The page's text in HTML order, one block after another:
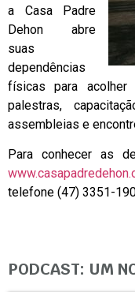
a Casa Padre
Dehon abre
suas
dependências
físicas para acolher
palestras,
assembleias e
Para conhecer as
telefone (47) 3351-
PODCAST: UM